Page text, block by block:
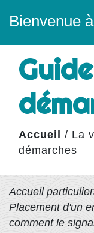
Bienvenue
Accueil / La
démarches
Accueil
Placement d'un
comment le